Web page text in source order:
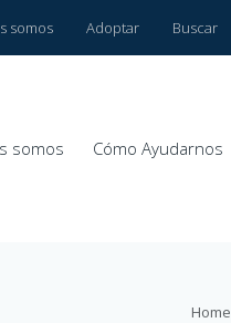
somos Adoptar Buscar
somos Cómo Ayudarnos
Home